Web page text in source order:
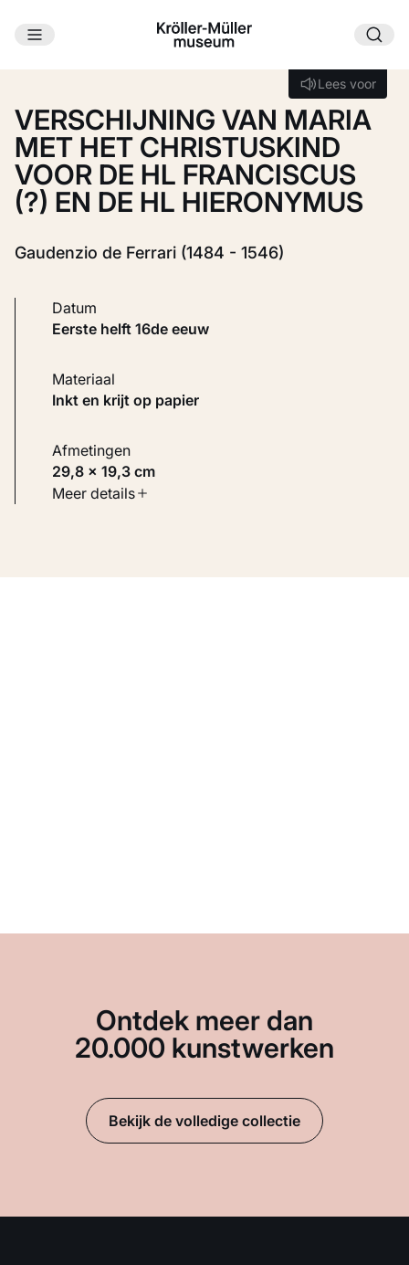
Ga naar hoofdinhoud
Lees voor
Lees voor
VERSCHIJNING VAN MARIA
MET HET CHRISTUSKIND
VOOR DE HL FRANCISCUS
(?) EN DE HL HIERONYMUS
Gaudenzio de Ferrari (1484 - 1546)
Datum
eerste helft 16de eeuw
Materiaal
Inkt en krijt op papier
Afmetingen
29,8 × 19,3 cm
Soort werk
Meer details
Ontdek meer dan
20.000 kunstwerken
Bekijk de volledige collectie